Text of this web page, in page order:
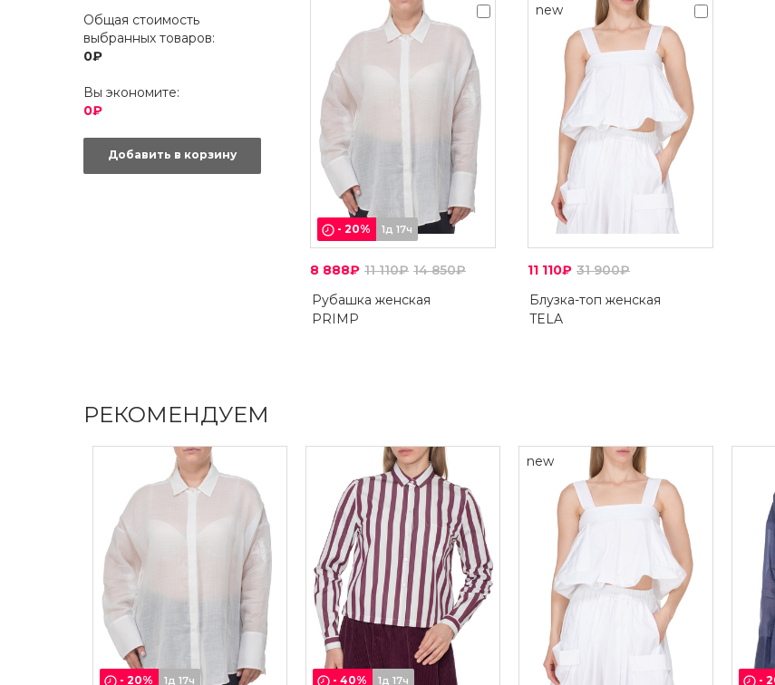
Общая стоимость
выбранных товаров:
0₽
Вы экономите:
0₽
Добавить в корзину
- 20% 1д 17ч
8 888₽ 11 110₽ 14 850₽
Рубашка женская
PRIMP
new
11 110₽ 31 900₽
Блузка-топ женская
TELA
РЕКОМЕНДУЕМ
- 20% 1д 17ч - 40% 1д 17ч
new
-